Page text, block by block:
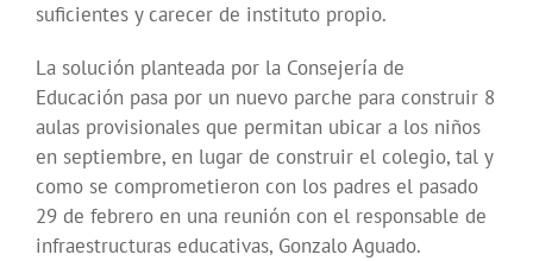
suficientes y carecer de instituto propio.
La solución planteada por la Consejería de
Educación pasa por un nuevo parche para construir 8
aulas provisionales que permitan ubicar a los niños
en septiembre, en lugar de construir el colegio, tal y
como se comprometieron con los padres el pasado
29 de febrero en una reunión con el responsable de
infraestructuras educativas, Gonzalo Aguado.